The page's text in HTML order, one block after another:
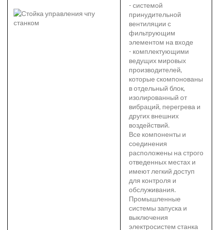
- системой
принудительной
вентиляции с
фильтрующим
элементом на входе
- комплектующими
ведущих мировых
производителей,
которые скомпонованы
в отдельный блок,
изолированный от
вибраций, перегрева и
других внешних
воздействий.
Все компоненты и
соединения
расположены на строго
отведенных местах и
имеют легкий доступ
для контроля и
обслуживания.
Промышленные
системы запуска и
выключения
электросистем станка